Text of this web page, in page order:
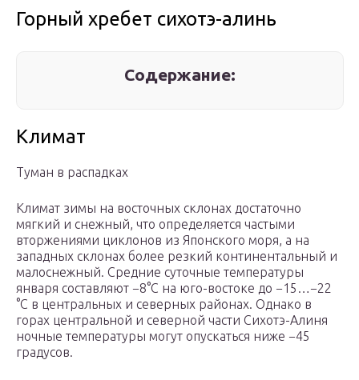
Горный хребет сихотэ-алинь
Содержание:
Климат
Туман в распадках
Климат зимы на восточных склонах достаточно
мягкий и снежный, что определяется частыми
вторжениями циклонов из Японского моря, а на
западных склонах более резкий континентальный и
малоснежный. Средние суточные температуры
января составляют −8°С на юго-востоке до −15…−22
°С в центральных и северных районах. Однако в
горах центральной и северной части Сихотэ-Алиня
ночные температуры могут опускаться ниже −45
градусов.